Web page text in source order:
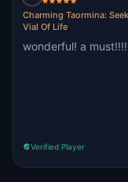
Charming Taormina:
Vial Of Life
wonderful! a must!!!!
Verified Player